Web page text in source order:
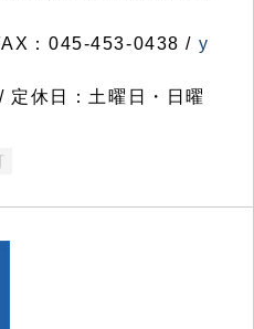
：045-453-0438 / y
休日：土曜日・日曜